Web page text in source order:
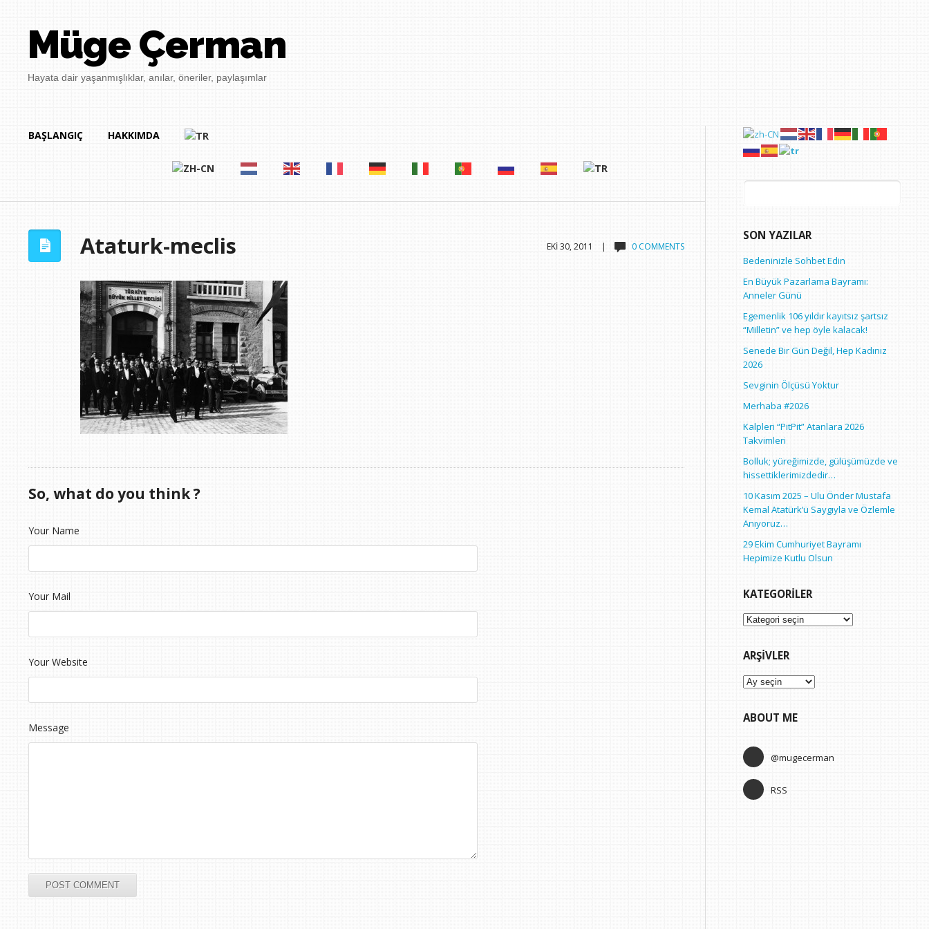
Müge Çerman
Hayata dair yaşanmışlıklar, anılar, öneriler, paylaşımlar
BAŞLANGIÇ HAKKIMDA
EKI 30, 2011 | 0 COMMENTS
Ataturk-meclis
So, what do you think ?
Your Name
Your Mail
Your Website
Message
Arama:
SON YAZILAR
Bedeninizle Sohbet Edin
En Büyük Pazarlama Bayramı:
Anneler Günü
Egemenlik 106 yıldır kayıtsız şartsız
“Milletin” ve hep öyle kalacak!
Senede Bir Gün Değil, Hep Kadınız
2026
Sevginin Ölçüsü Yoktur
Merhaba #2026
Kalpleri “PitPit” Atanlara 2026
Takvimleri
Bolluk; yüreğimizde, gülüşümüzde ve
hissettiklerimizdedir…
10 Kasım 2025 – Ulu Önder Mustafa
Kemal Atatürk’ü Saygıyla ve Özlemle
Anıyoruz…
29 Ekim Cumhuriyet Bayramı
Hepimize Kutlu Olsun
KATEGORILER
Kategoriler
ARŞIVLER
Arşivler
ABOUT ME
@mugecerman
RSS